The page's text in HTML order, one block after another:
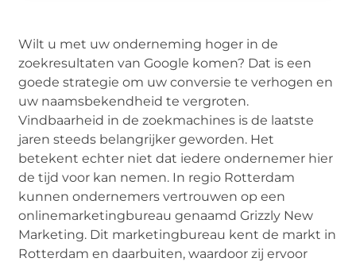
Wilt u met uw onderneming hoger in de
zoekresultaten van Google komen? Dat is een
goede strategie om uw conversie te verhogen en
uw naamsbekendheid te vergroten.
Vindbaarheid in de zoekmachines is de laatste
jaren steeds belangrijker geworden. Het
betekent echter niet dat iedere ondernemer hier
de tijd voor kan nemen. In regio Rotterdam
kunnen ondernemers vertrouwen op een
onlinemarketingbureau genaamd Grizzly New
Marketing. Dit marketingbureau kent de markt in
Rotterdam en daarbuiten, waardoor zij ervoor